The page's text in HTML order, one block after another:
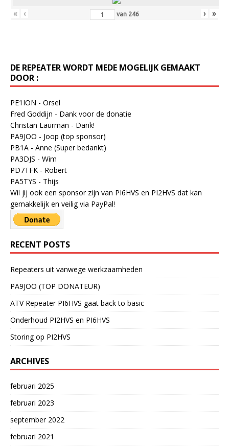
« ‹ van 246 › »
DE REPEATER WORDT MEDE MOGELIJK GEMAAKT
DOOR :
PE1ION - Orsel
Fred Goddijn - Dank voor de donatie
Christan Laurman - Dank!
PA9JOO - Joop (top sponsor)
PB1A - Anne (Super bedankt)
PA3DJS - Wim
PD7TFK - Robert
PA5TYS - Thijs
Wil jij ook een sponsor zijn van PI6HVS en PI2HVS dat kan
gemakkelijk en veilig via PayPal!
RECENT POSTS
Repeaters uit vanwege werkzaamheden
PA9JOO (TOP DONATEUR)
ATV Repeater PI6HVS gaat back to basic
Onderhoud PI2HVS en PI6HVS
Storing op PI2HVS
ARCHIVES
februari 2025
februari 2023
september 2022
februari 2021